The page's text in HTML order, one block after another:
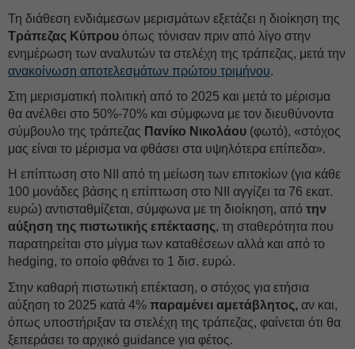
Τη διάθεση ενδιάμεσων μερισμάτων εξετάζει η διοίκηση της
Τράπεζας Κύπρου όπως τόνισαν πριν από λίγο στην
ενημέρωση των αναλυτών τα στελέχη της τράπεζας, μετά την
ανακοίνωση αποτελεσμάτων πρώτου τριμήνου.
Στη μερισματική πολιτική από το 2025 και μετά το μέρισμα
θα ανέλθει στο 50%-70% και σύμφωνα με τον διευθύνοντα
σύμβουλο της τράπεζας Πανίκο Νικολάου (φωτό), «στόχος
μας είναι το μέρισμα να φθάσει στα υψηλότερα επίπεδα».
Η επίπτωση στο NII από τη μείωση των επιτοκίων (για κάθε
100 μονάδες βάσης η επίπτωση στο NII αγγίζει τα 76 εκατ.
ευρώ) αντισταθμίζεται, σύμφωνα με τη διοίκηση, από την
αύξηση της πιστωτικής επέκτασης, τη σταθερότητα που
παρατηρείται στο μίγμα των καταθέσεων αλλά και από το
hedging, το οποίο φθάνει το 1 δισ. ευρώ.
Στην καθαρή πιστωτική επέκταση, ο στόχος για ετήσια
αύξηση το 2025 κατά 4% παραμένει αμετάβλητος, αν και,
όπως υποστήριξαν τα στελέχη της τράπεζας, φαίνεται ότι θα
ξεπεράσει το αρχικό guidance για φέτος.